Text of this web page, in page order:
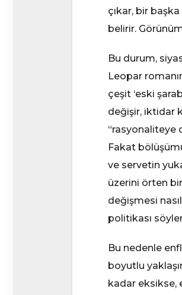
çıkar, bir
belirir.
Bu durum,
Leopar
çeşit ‘eski
değişir, iktidar
“rasyonaliteye
Fakat
ve servetin
üzerini örten
değişmesi
politikası
Bu nedenle
boyutlu
kadar eksikse,